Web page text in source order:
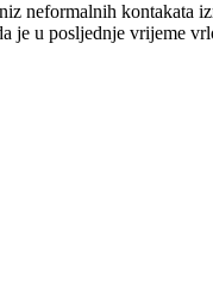
neformalnih kontakata
je u posljednje vrijeme